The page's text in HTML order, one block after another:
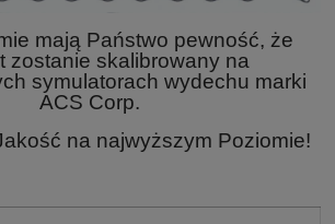
mają Państwo pewność, że
zostanie skalibrowany na
symulatorach wydechu marki
ACS Corp.
na najwyższym Poziomie!